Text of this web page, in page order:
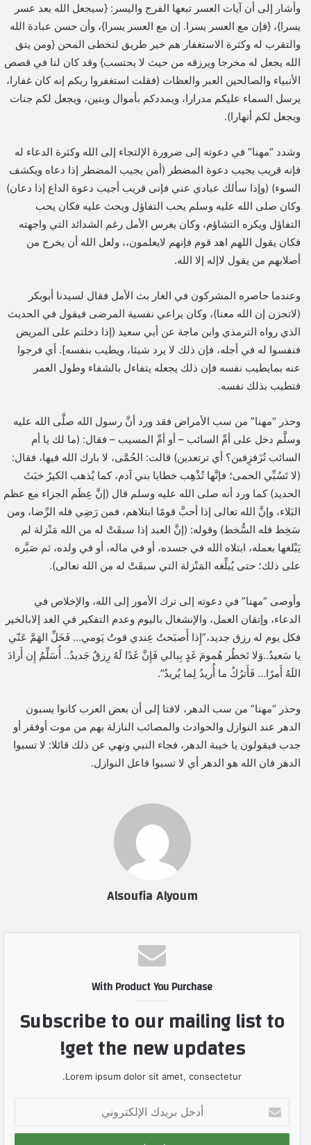
وأشار إلى أن آيات العسر تبعها الفرج واليسر: {سيجعل الله بعد عسر
يسرا}، {فإن مع العسر يسرا. إن مع العسر يسرا}، وأن حسن عبادة الله
والتقرب له وكثرة الاستغفار هم خير طريق لتخطى المحن {ومن يتق
الله يجعل له مخرجا ويرزقه من حيث لا يحتسب} وقد كان لنا في قصص
الأنبياء والصالحين العبر والعظات (فقلت استغفروا ربكم إنه كان غفارا،
يرسل السماء عليكم مدرارا، ويمددكم بأموال وبنين، ويجعل لكم جنات
ويجعل لكم أنهارا).
وشدد “مهنا” في دعوته إلى ضرورة الإلتجاء إلى الله وكثرة الدعاء له
فإنه قريب يجيب دعوة المضطر (أمن يجيب المضطر إذا دعاه ويكشف
السوء) (وإذا سألك عبادي عني فإنى قريب أجيب دعوة الداع إذا دعان)
وكان صلى الله عليه وسلم يحب التفاؤل ويحث عليه فكان يحب
التفاؤل ويكره التشاؤم، وكان يغرس الأمل رغم الشدائد التي واجهته
فكان يقول اللهم اهد قوم فإنهم لايعلمون،، ولعل الله أن يخرج من
أصلابهم من يقول لاإله إلا الله.
وعندما حاصره المشركون في الغار بث الأمل فقال لسيدنا أبوبكر
(لاتحزن إن الله معنا)، وكان يراعي نفسية المرضى فيقول في الحديث
الذي رواه الترمذي وابن ماجة عن أبي سعيد (إذا دخلتم على المريض
فنفسوا له في أجله، فإن ذلك لا يرد شيئا، ويطيب بنفسه]. أي فرجوا
عنه بمايطيب نفسه فإن ذلك يجعله يتفاءل بالشفاء وطول العمر
فتطيب بذلك نفسه.
وحذر “مهنا” من سب الأمراض فقد ورد أنَّ رسول الله صلَّى الله عليه
وسلَّم دخل على أمِّ السائب – أو أمِّ المسيب – فقال: (ما لك يا أم
السائب تُزَفزِفين؟ أي ترتعدين) قالت: الحُمَّى، لا بارك الله فيها، فقال:
(لا تَسُبِّي الحمى؛ فإنَّها تُذْهِب خطايا بني آدم، كما يُذهب الكيرُ خبَثَ
الحديد) كما ورد أنه صلى الله عليه وسلم قال (إنَّ عِظَم الجزاء مع عظم
البَلاء، وإنَّ الله تعالى إذا أحبَّ قومًا ابتلاهم، فمن رَضِي فله الرِّضا، ومن
سَخِط فله السُّخط) وقوله: (إنَّ العبد إذا سبقَتْ له من الله مَنْزلة لم
يَبْلغها بعمله، ابتلاه الله في جسده، أو في ماله، أو في ولده، ثم صَبَّره
على ذلك؛ حتى يُبلِّغه المَنْزلة التي سبقَتْ له من الله تعالى).
وأوصى “مهنا” في دعوته إلى ترك الأمور إلى الله، والإخلاص في
الدعاء، وإتقان العمل، والإنشغال باليوم وعدم التفكير في الغد إلابالخير
فكل يوم له رزق جديد،”إِذا أَصبَحتُ عِندي قوتُ يَومي… فَخَلِّ الهَمَّ عَنّي
يا سَعيدُ..وَلا تَخطُر هُمومَ غَدٍ بِبالي فَإِنَّ غَدًا لَهُ رِزقٌ جَديدُ.. أُسَلِّمُ إِن أَرادَ
اللَهُ أَمرًا… فَأَترُكُ ما أُريدُ لِما يُريدُ”.
وحذر “مهنا” من سب الدهر، لافتا إلى أن بعض العرب كانوا يسبون
الدهر عند النوازل والحوادث والمصائب النازلة بهم من موت أوفقر أو
جدب فيقولون يا خيبة الدهر، فجاء النبي ونهي عن ذلك قائلا: لا تسبوا
الدهر فان الله هو الدهر أي لا تسبوا فاعل النوازل.
Alsoufia Alyoum
With Product You Purchase
Subscribe to our mailing list to
get the new updates!
Lorem ipsum dolor sit amet, consectetur.
خ